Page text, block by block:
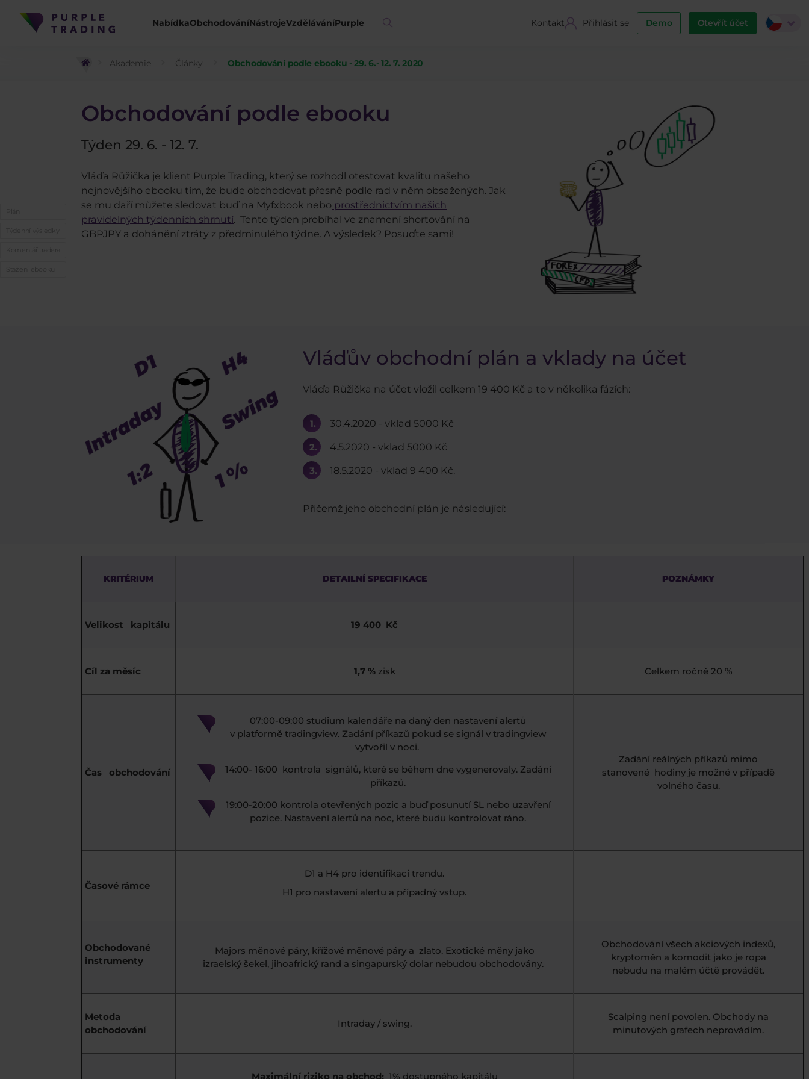
NabídkaObchodováníNástrojeVzděláváníPurple Kontakt Přihlásit se Demo Otevřít účet
Akademie Články Obchodování podle ebooku - 29. 6.- 12. 7. 2020
Obchodování podle ebooku
Týden 29. 6. - 12. 7.
Vláďa Růžička je klient Purple Trading, který se rozhodl otestovat kvalitu našeho
nejnovějšího ebooku tím, že bude obchodovat přesně podle rad v něm obsažených. Jak
se mu daří můžete sledovat buď na Myfxbook nebo prostřednictvím našich
pravidelných týdenních shrnutí. Tento týden probíhal ve znamení shortování na
GBPJPY a dohánění ztráty z předminulého týdne. A výsledek? Posuďte sami!
Vláďův obchodní plán a vklady na účet
Vláďa Růžička na účet vložil celkem 19 400 Kč a to v několika fázích:
30.4.2020 - vklad 5000 Kč
4.5.2020 - vklad 5000 Kč
18.5.2020 - vklad 9 400 Kč.
Přičemž jeho obchodní plán je následující:
KRITÉRIUM DETAILNÍ SPECIFIKACE POZNÁMKY
Velikost kapitálu 19 400 Kč
Cíl za měsíc 1,7 %zisk Celkem ročně 20 %
Čas obchodování
07:00-09:00 studium kalendáře na daný den nastavení alertů
v platformě tradingview. Zadání příkazů pokud se signál v tradingview
vytvořil v noci.
14:00- 16:00 kontrola signálů, které se během dne vygenerovaly. Zadání
příkazů.
19:00-20:00 kontrola otevřených pozic a buď posunutí SL nebo uzavření
pozice. Nastavení alertů na noc, které budu kontrolovat ráno.
Zadání reálných příkazů mimo
stanovené hodiny je možné v případě
volného času.
Časové rámce
D1 a H4 pro identifikaci trendu.
H1 pro nastavení alertu a případný vstup.
Obchodované
instrumenty
Majors měnové páry, křížové měnové páry a zlato. Exotické měny jako
izraelský šekel, jihoafrický rand a singapurský dolar nebudou obchodovány.
Obchodování všech akciových indexů,
kryptoměn a komodit jako je ropa
nebudu na malém účtě provádět.
Metoda
obchodování
Intraday / swing.
Scalping není povolen. Obchody na
minutových grafech neprovádím.
Maximální riziko na obchod: 1% dostupného kapitálu